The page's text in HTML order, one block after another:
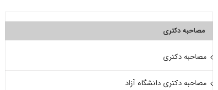
مصاحبه دکتری
مصاحبه دکتری
مصاحبه دکتری دانشگاه آزاد